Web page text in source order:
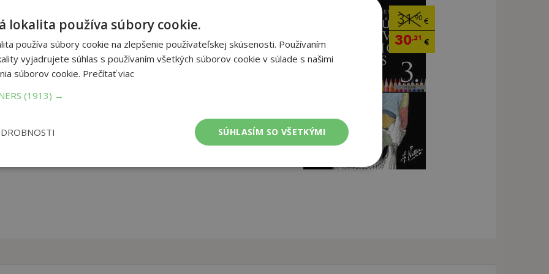
a poutavé knihy určené k opakování. Netterův
zábavný a efektivní způsob, jak sledovat větvení tepen, žil a
v rámci fungování tělesných systému. Ať už jste student
tato kniha vás provede anatomickými základy snadno a
31,90€
30,31 €
lokalita používa súbory cookie.
používa súbory cookie na zlepšenie používateľskej skúsenosti. Používaním
vyjadrujete súhlas s používaním všetkých súborov cookie v súlade s našimi
súborov cookie. Prečítať viac
(1913) →
SÚHLASÍM SO VŠETKÝMI